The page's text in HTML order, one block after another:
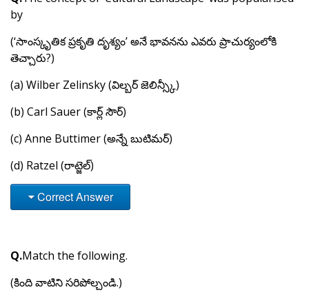
by
(‘సాంస్కృతిక ప్రకృతి దృశ్యం’ అనే భావనను ఎవరు ప్రాచుర్యంలోకి
తెచ్చారు?)
(a) Wilber Zelinsky (విల్బర్ జెలిన్స్కీ)
(b) Carl Sauer (కార్ల్ సౌర్)
(c) Anne Buttimer (అన్నే బుటిమర్)
(d) Ratzel (రాట్జెల్)
Correct Answer
Q.Match the following.
(కింది వాటిని సరిపోల్చండి.)